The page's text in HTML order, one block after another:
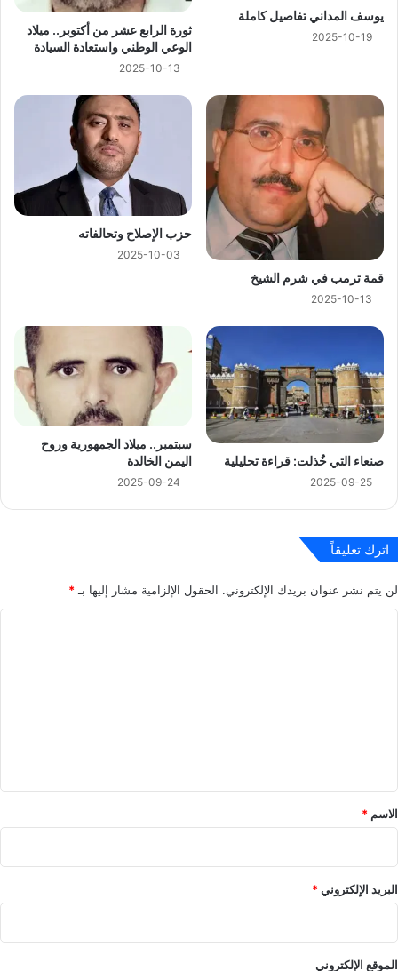
يوسف المداني تفاصيل كاملة
2025-10-19
ثورة الرابع عشر من أكتوبر.. ميلاد
الوعي الوطني واستعادة السيادة
2025-10-13
قمة ترمب في شرم الشيخ
2025-10-13
حزب الإصلاح وتحالفاته
2025-10-03
صنعاء التي خُذلت: قراءة تحليلية
2025-09-25
سبتمبر.. ميلاد الجمهورية وروح
اليمن الخالدة
2025-09-24
اترك تعليقاً
لن يتم نشر عنوان بريدك الإلكتروني. الحقول الإلزامية مشار إليها بـ *
*
الاسم *
البريد الإلكتروني*
الموقع الإلكتروني